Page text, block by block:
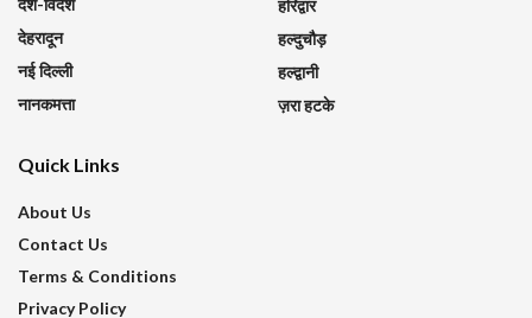
देहरादून
नई दिल्ली
नानकमत्ता
हरिद्वार
हल्दुचौड़
हल्द्वानी
ज़रा हटके
Quick Links
About Us
Contact Us
Terms & Conditions
Privacy Policy